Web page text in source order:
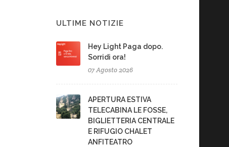
ULTIME NOTIZIE
Hey Light Paga dopo.
Sorridi ora!
07 Agosto 2026
APERTURA ESTIVA
TELECABINA LE FOSSE,
BIGLIETTERIA CENTRALE
E RIFUGIO CHALET
ANFITEATRO